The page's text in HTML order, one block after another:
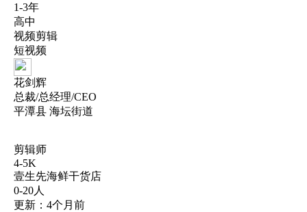
1-3年
高中
视频剪辑
短视频
花剑辉
总裁/总经理/CEO
平潭县 海坛街道
剪辑师
4-5K
壹生先海鲜干货店
0-20人
更新：4个月前